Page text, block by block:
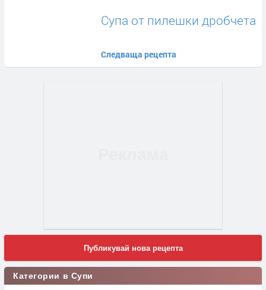
Супа от пилешки дробчета
Следваща рецепта
Публикувай нова рецепта
Категории в Супи